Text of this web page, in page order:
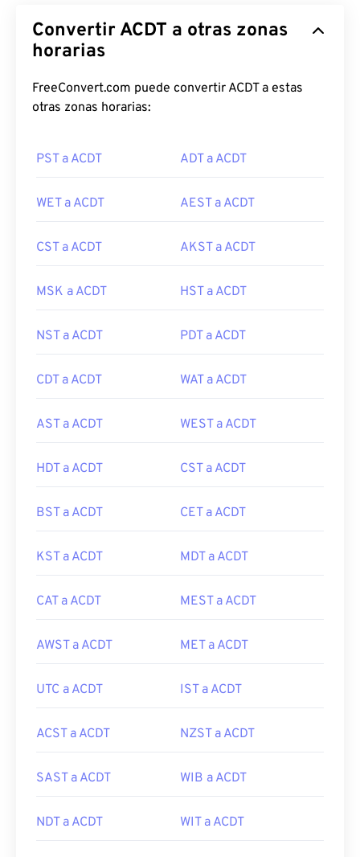
Convertir ACDT a otras zonas
horarias
FreeConvert.com puede convertir ACDT a estas
otras zonas horarias:
PST a ACDT ADT a ACDT
WET a ACDT AEST a ACDT
CST a ACDT AKST a ACDT
MSK a ACDT HST a ACDT
NST a ACDT PDT a ACDT
CDT a ACDT WAT a ACDT
AST a ACDT WEST a ACDT
HDT a ACDT CST a ACDT
BST a ACDT CET a ACDT
KST a ACDT MDT a ACDT
CAT a ACDT MEST a ACDT
AWST a ACDT MET a ACDT
UTC a ACDT IST a ACDT
ACST a ACDT NZST a ACDT
SAST a ACDT WIB a ACDT
NDT a ACDT WIT a ACDT